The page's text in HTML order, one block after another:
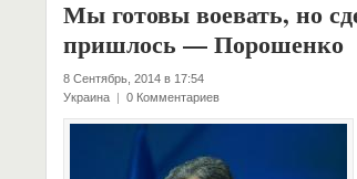
Мы готовы воевать, но
пришлось — Порошенко
8 Сентябрь, 2014 в 17:54
Украина
| 0 Комментариев